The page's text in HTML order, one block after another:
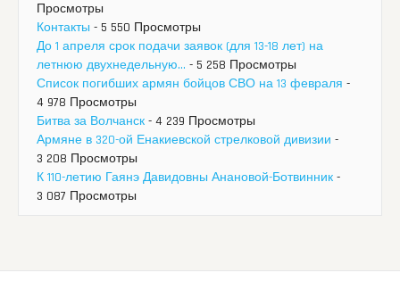
Просмотры
Контакты - 5 550 Просмотры
До 1 апреля срок подачи заявок (для 13-18 лет) на
летнюю двухнедельную... - 5 258 Просмотры
Список погибших армян бойцов СВО на 13 февраля -
4 978 Просмотры
Битва за Волчанск - 4 239 Просмотры
Армяне в 320-ой Енакиевской стрелковой дивизии -
3 208 Просмотры
К 110-летию Гаянэ Давидовны Анановой-Ботвинник -
3 087 Просмотры